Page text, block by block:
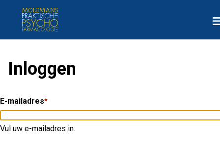
Overslaan
inhoud
gaan
Inloggen
E-mailadres
Vul uw e-mailadres in.